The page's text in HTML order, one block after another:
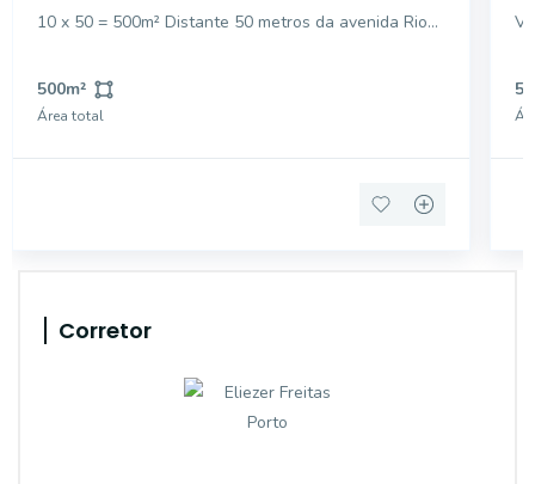
10 x 50 = 500m² Distante 50 metros da avenida Rio
mistas. Preço abaixo de mercado. Entre em contato e
agende sua visita. Preço e disponibilidade pode
500m²
Área total
Corretor